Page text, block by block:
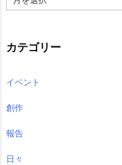
ー
ブ
カテゴリー
イベント
創作
報告
日々